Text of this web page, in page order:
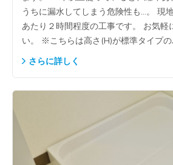
うちに漏水してしまう危険性も…。 現
あたり２時間程度の工事です。 お気軽
い。 ※こちらは高さ(H)が標準タイプの
さらに詳しく